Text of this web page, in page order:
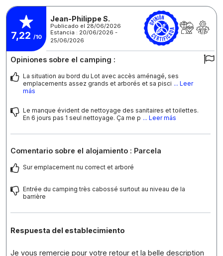
7,22 /10
Jean-Philippe S.
Publicado el 28/06/2026
Estancia : 20/06/2026 -
25/06/2026
Opiniones sobre el camping :
La situation au bord du Lot avec accès aménagé, ses
emplacements assez grands et arborés et sa pisci ... Leer
más
Le manque évident de nettoyage des sanitaires et toilettes.
En 6 jours pas 1 seul nettoyage. Ça me p ... Leer más
Comentario sobre el alojamiento : Parcela
Sur emplacement nu correct et arboré
Entrée du camping très cabossé surtout au niveau de la
barrière
Respuesta del establecimiento
Je vous remercie pour votre retour et la belle description